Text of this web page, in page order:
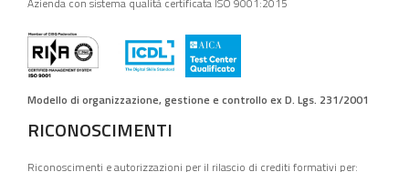
Modello di organizzazione, gestione e controllo ex D. Lgs. 231/2001
RICONOSCIMENTI
Riconoscimenti e autorizzazioni per il rilascio di crediti formativi per: